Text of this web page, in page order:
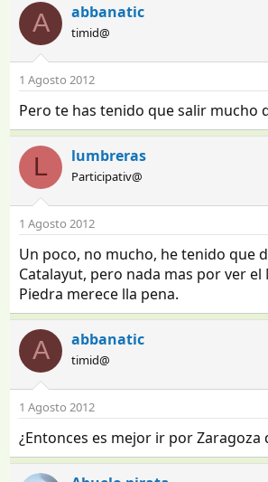
A abbanatic
timid@
1 Agosto 2012
Pero te has tenido que salir mucho
L lumbreras
Participativ@
1 Agosto 2012
Un poco, no mucho, he tenido que
Catalayut, pero nada mas por ver
Piedra merece lla pena.
A abbanatic
timid@
1 Agosto 2012
¿Entonces es mejor ir por